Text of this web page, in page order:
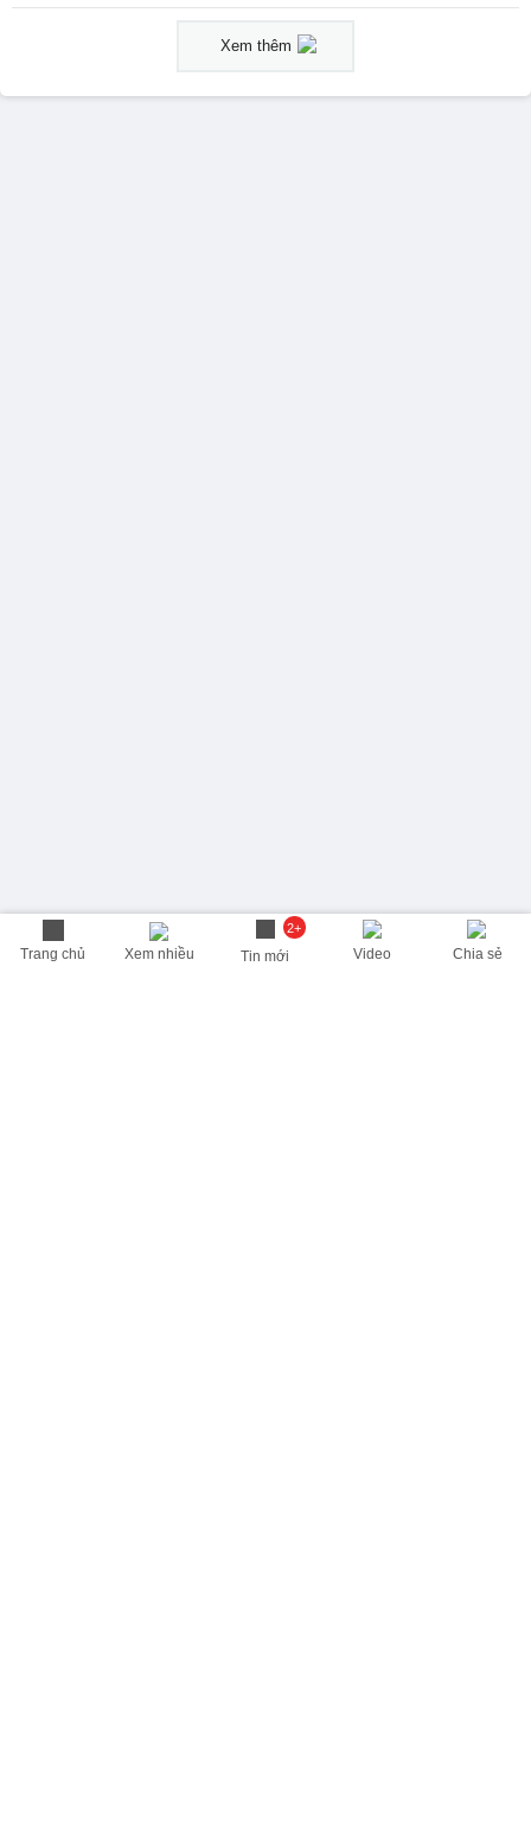
Trang chủ Xem nhiều
2+
Tin mới Video Chia sẻ
Xem thêm